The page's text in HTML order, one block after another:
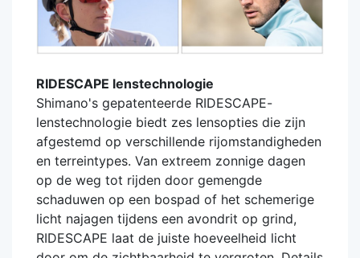
RIDESCAPE lenstechnologie
Shimano's gepatenteerde RIDESCAPE-
lenstechnologie biedt zes lensopties die zijn
afgestemd op verschillende rijomstandigheden
en terreintypes. Van extreem zonnige dagen
op de weg tot rijden door gemengde
schaduwen op een bospad of het schemerige
licht najagen tijdens een avondrit op grind,
RIDESCAPE laat de juiste hoeveelheid licht